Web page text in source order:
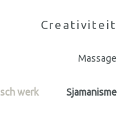
Creativiteit
Massage
werk Sjamanisme